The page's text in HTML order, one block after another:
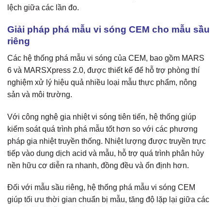
lệch giữa các lần đo.
Giải pháp phá mẫu vi sóng CEM cho mẫu sầu
riêng
Các hệ thống phá mẫu vi sóng của CEM, bao gồm MARS
6 và MARSXpress 2.0, được thiết kế để hỗ trợ phòng thí
nghiệm xử lý hiệu quả nhiều loại mẫu thực phẩm, nông
sản và môi trường.
Với công nghệ gia nhiệt vi sóng tiên tiến, hệ thống giúp
kiểm soát quá trình phá mẫu tốt hơn so với các phương
pháp gia nhiệt truyền thống. Nhiệt lượng được truyền trực
tiếp vào dung dịch acid và mẫu, hỗ trợ quá trình phân hủy
nền hữu cơ diễn ra nhanh, đồng đều và ổn định hơn.
Đối với mẫu sầu riêng, hệ thống phá mẫu vi sóng CEM
giúp tối ưu thời gian chuẩn bị mẫu, tăng độ lặp lại giữa các